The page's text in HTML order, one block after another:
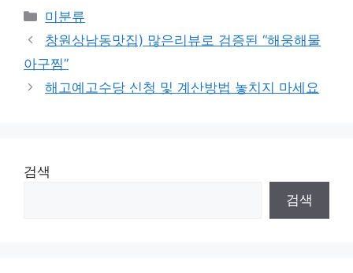
Categories
미분류
창원상남동맛집) 많은리뷰로 검증된 “해웅해물
아구찜”
해고예고수당 신청 및 계산방법 놓치지 마세요
검색
검색